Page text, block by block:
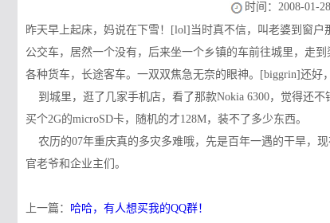
时间：2008-01-
昨天早上起床，妈说在下雪！[lol]当时真不信，叫老婆到窗
公交车，居然一个没有，后来坐一个乡镇的车前往城里，走
各种货车，长途客车。一双双焦急无奈的眼神。[biggrin]还
到城里，逛了几家手机店，看了那款Nokia 6300，觉得还
买个2G的microSD卡，随机的才128M，装不了多少东西。
农历的07年重庆真的多灾多难哦，先是百年一遇的干旱，
官老爷和企业主们。
上一篇： 哈哈，有人想买我的QQ群！